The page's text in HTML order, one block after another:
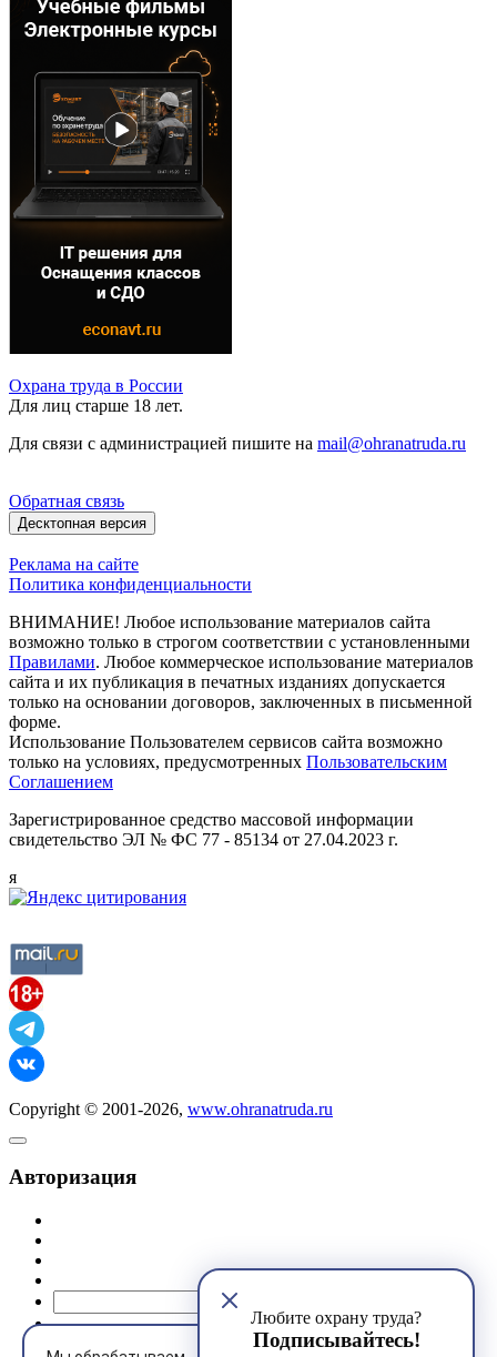
Любите охрану труда?
Подписывайтесь!
Охрана труда в России
Для лиц старше 18 лет.
Для связи с администрацией пишите на mail@ohranatruda.ru
Обратная связь
Десктопная версия
Реклама на сайте
Политика конфиденциальности
ВНИМАНИЕ! Любое использование материалов сайта
возможно только в строгом соответствии с установленными
Правилами. Любое коммерческое использование материалов
сайта и их публикация в печатных изданиях допускается
только на основании договоров, заключенных в письменной
форме.
Использование Пользователем сервисов сайта возможно
только на условиях, предусмотренных Пользовательским
Соглашением
Зарегистрированное средство массовой информации
свидетельство ЭЛ № ФС 77 - 85134 от 27.04.2023 г.
я
Copyright © 2001-2026, www.ohranatruda.ru
Авторизация